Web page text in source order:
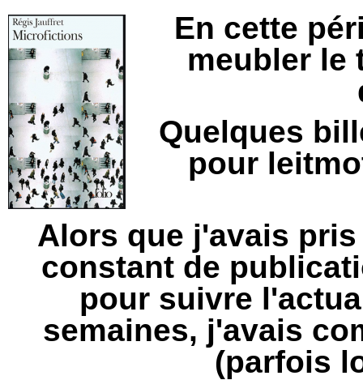
En cette
meubler le
Quelques
pour
Alors que j'avais
constant de
pour suivre
semaines, j'avais
(parfois